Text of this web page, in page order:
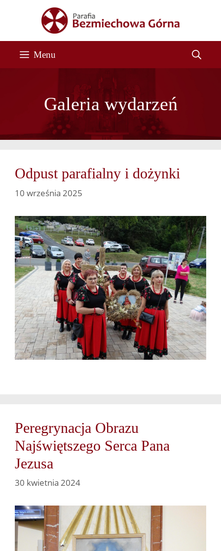
Menu
Galeria wydarzeń
Odpust parafialny i dożynki
10 września 2025
Peregrynacja Obrazu
Najświętszego Serca Pana
Jezusa
30 kwietnia 2024